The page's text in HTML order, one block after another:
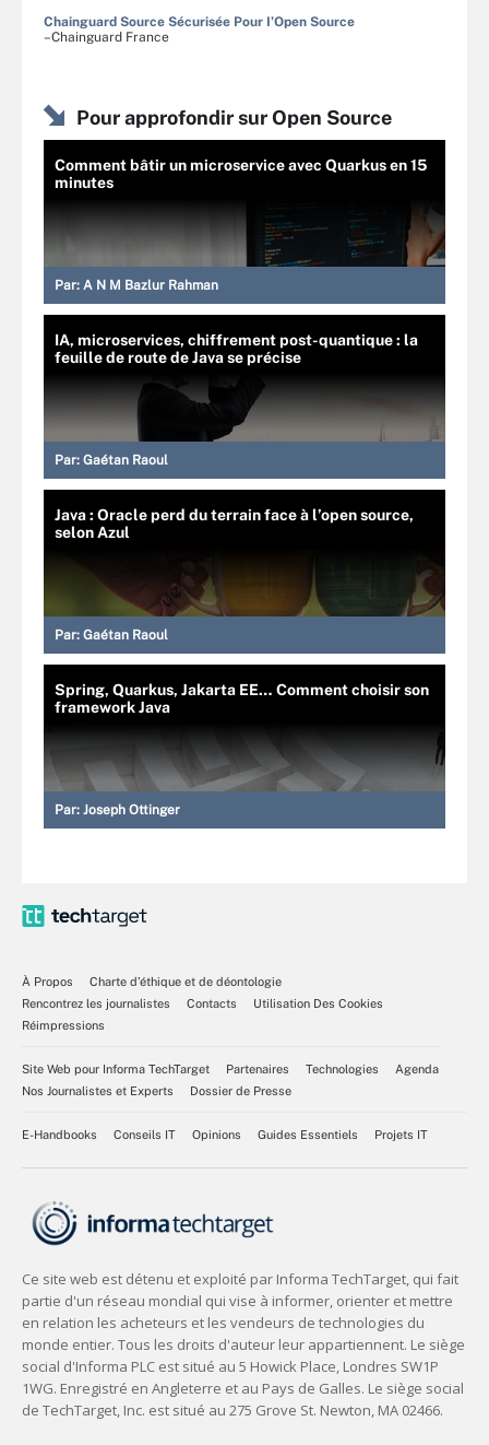
Chainguard Source Sécurisée Pour I’Open Source
–Chainguard France
Pour approfondir sur Open Source
Comment bâtir un microservice avec Quarkus en 15
minutes
Par: A N M Bazlur Rahman
IA, microservices, chiffrement post-quantique : la
feuille de route de Java se précise
Par: Gaétan Raoul
Java : Oracle perd du terrain face à l’open source,
selon Azul
Par: Gaétan Raoul
Spring, Quarkus, Jakarta EE… Comment choisir son
framework Java
Par: Joseph Ottinger
À Propos
Charte d’éthique et de déontologie
Rencontrez les journalistes
Contacts
Utilisation Des Cookies
Réimpressions
Site Web pour Informa TechTarget Partenaires Technologies
Agenda
Nos Journalistes et Experts
Dossier de Presse
E-Handbooks Conseils IT Opinions Guides Essentiels Projets IT